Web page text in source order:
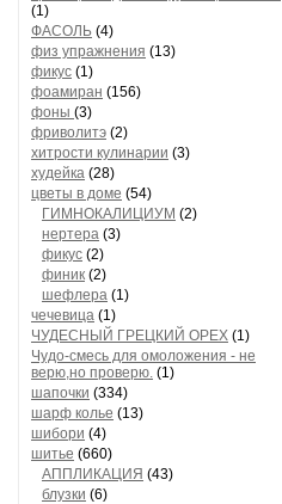
(1)
ФАСОЛЬ (4)
физ упражнения (13)
фикус (1)
фоамиран (156)
фоны (3)
фриволитэ (2)
хитрости кулинарии (3)
худейка (28)
цветы в доме (54)
ГИМНОКАЛИЦИУМ (2)
нертера (3)
фикус (2)
финик (2)
шефлера (1)
чечевица (1)
ЧУДЕСНЫЙ ГРЕЦКИЙ ОРЕХ (1)
Чудо-смесь для омоложения - не
верю,но проверю. (1)
шапочки (334)
шарф колье (13)
шибори (4)
шитье (660)
АППЛИКАЦИЯ (43)
блузки (6)